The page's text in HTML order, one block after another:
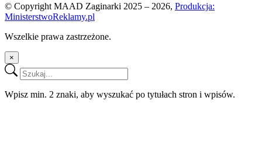
© Copyright MAAD Zaginarki 2025 – 2026, Produkcja:
MinisterstwoReklamy.pl
Wszelkie prawa zastrzeżone.
×
Wpisz min. 2 znaki, aby wyszukać po tytułach stron i wpisów.